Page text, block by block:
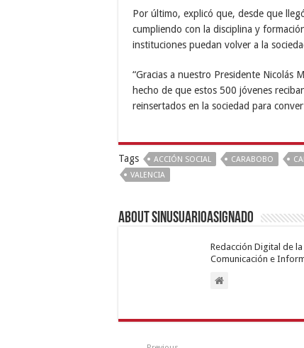
Por último, explicó que, desde que
cumpliendo con la disciplina y
instituciones puedan volver a la
“Gracias a nuestro Presidente Nicolás
hecho de que estos 500 jóvenes
reinsertados en la sociedad para
Tags ACCIÓN SOCIAL CARABOBO
VALENCIA
About sinusuarioasignado
Redacción Digital de
Comunicación e